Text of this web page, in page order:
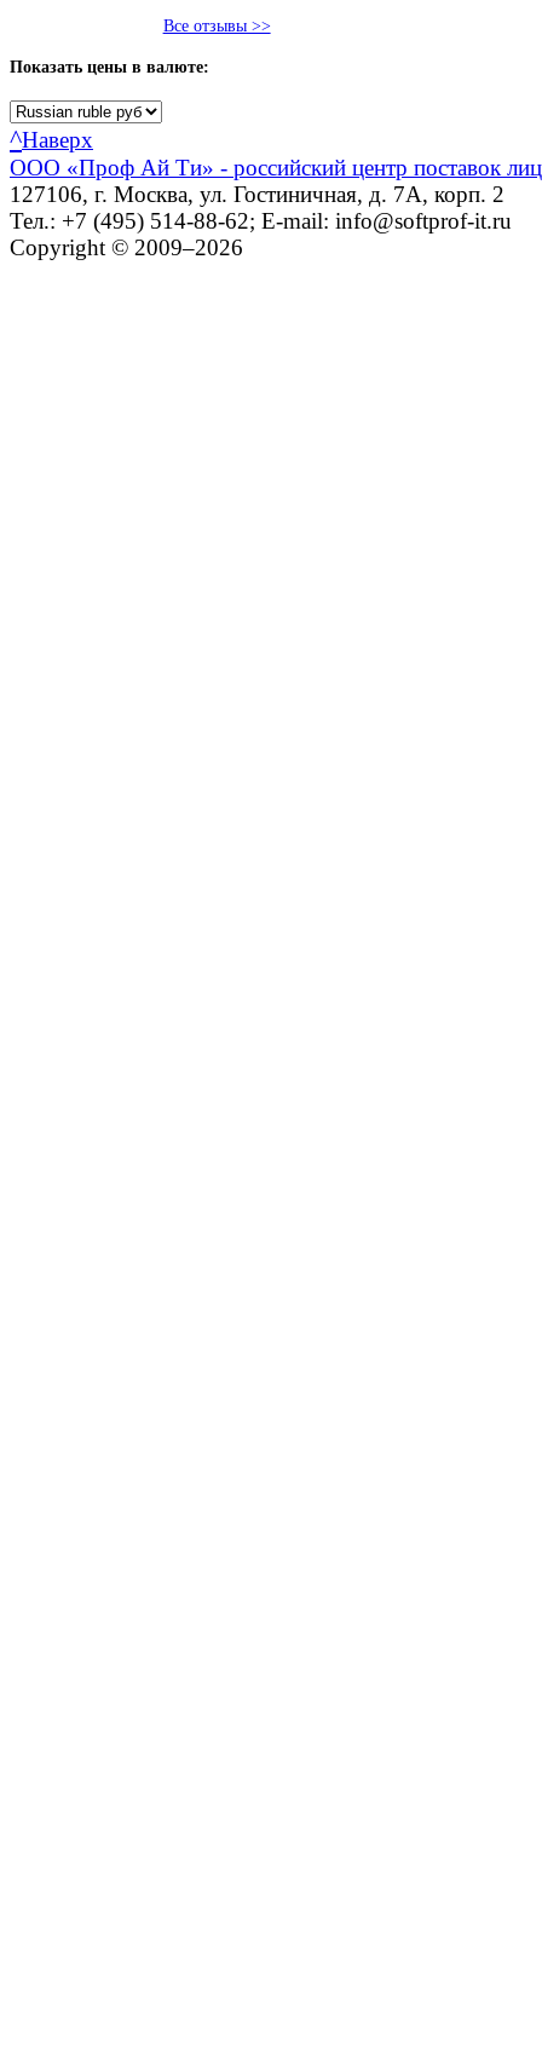
Все отзывы >>
Показать цены в валюте:
^Наверх
ООО «Проф Ай Ти» - российский центр поставок
127106, г. Москва, ул. Гостиничная, д. 7А, корп. 2
Тел.: +7 (495) 514-88-62; E-mail: info@softprof-it.ru
Copyright © 2009–2026